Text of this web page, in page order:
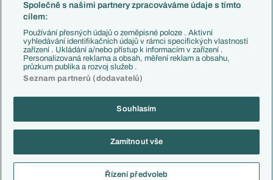
Manchester United
AC Milán
Juventus FC
Bayern Mnichov
FC Barcelona
Real Madrid
Copyright © 2001-2026 EuroFotbal.cz. Využíváme zpravodajství ČTK.
Informace o zpracování osobních údajů
Společně s našimi partnery zpracováváme údaje s tímto
cílem:
Používání přesných údajů o zeměpisné poloze . Aktivní
vyhledávání identifikačních údajů v rámci specifických vlastností
zařízení . Ukládání a/nebo přístup k informacím v zařízení .
Personalizovaná reklama a obsah, měření reklam a obsahu,
průzkum publika a rozvoj služeb .
Seznam partnerů (dodavatelů)
Souhlasím
Zamítnout vše
Řízení předvoleb